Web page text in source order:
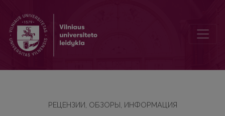
РЕЦЕНЗИИ, ОБЗОРЫ, ИНФОРМАЦИЯ